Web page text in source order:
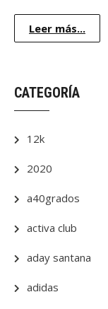
Leer más...
CATEGORÍA
12k
2020
a40grados
activa club
aday santana
adidas